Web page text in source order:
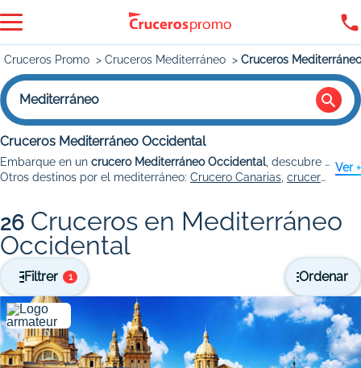
Cruceros Promo Cruceros Mediterráneo Cruceros
Mediterráneo
Cruceros Mediterráneo Occidental
Embarque en un crucero Mediterráneo Occidental, descubre las más bellas escalas de y disfrute de los placeres de la navegación.
Otros destinos por el mediterráneo: Crucero Canarias cruceros Adriático
Ver +
26 Cruceros en Mediterráneo
Occidental
1
Filtrer Ordenar